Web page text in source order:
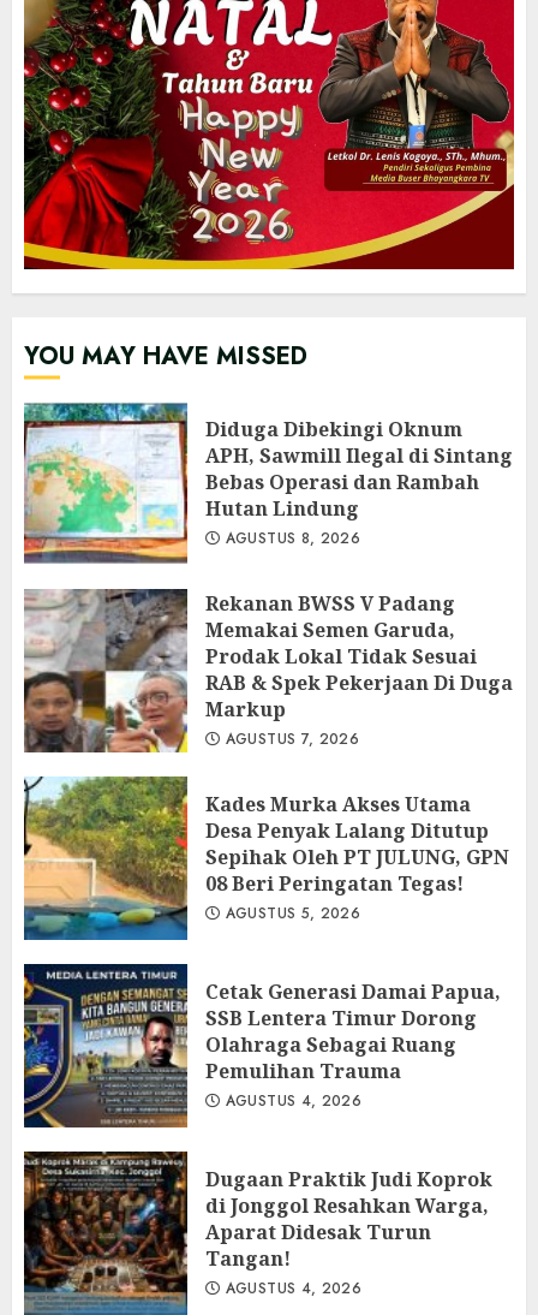
YOU MAY HAVE MISSED
Diduga Dibekingi Oknum
APH, Sawmill Ilegal di Sintang
Bebas Operasi dan Rambah
Hutan Lindung
AGUSTUS 8, 2026
Rekanan BWSS V Padang
Memakai Semen Garuda,
Prodak Lokal Tidak Sesuai
RAB & Spek Pekerjaan Di Duga
Markup
AGUSTUS 7, 2026
Kades Murka Akses Utama
Desa Penyak Lalang Ditutup
Sepihak Oleh PT JULUNG, GPN
08 Beri Peringatan Tegas!
AGUSTUS 5, 2026
Cetak Generasi Damai Papua,
SSB Lentera Timur Dorong
Olahraga Sebagai Ruang
Pemulihan Trauma
AGUSTUS 4, 2026
Dugaan Praktik Judi Koprok
di Jonggol Resahkan Warga,
Aparat Didesak Turun
Tangan!
AGUSTUS 4, 2026